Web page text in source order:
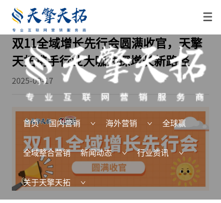
首页 国内营销 海外营销 全球赢
全域整合营销 新闻动态 行业资讯
关于天擎天拓
双11全域增长先行会圆满收官，天擎
天拓携手行业大咖共探增长新路径
2025-09-17